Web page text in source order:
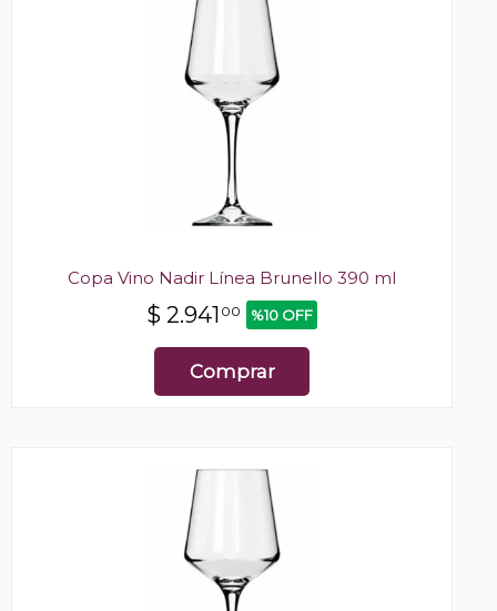
Copa Vino Nadir Línea Brunello 390 ml
$ 2.941 00 %10 OFF
Comprar